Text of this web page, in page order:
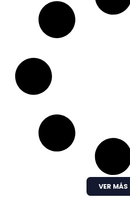
VER MÁS